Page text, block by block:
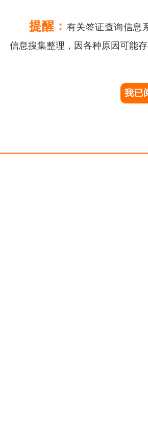
网站找错 | 党政机关
提醒： 有关签证查询信息
信息搜集整理，因各种原因可能